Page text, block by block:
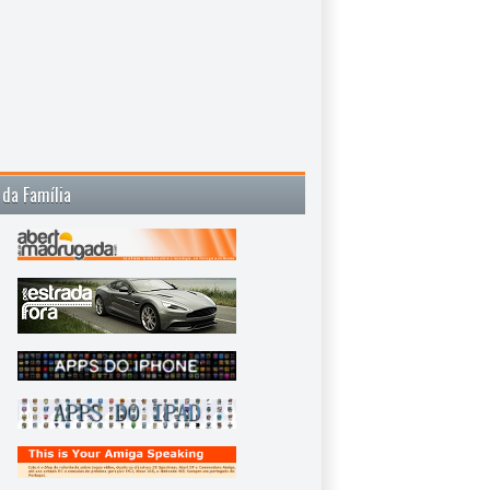
Família